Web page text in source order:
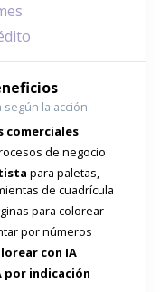
la acción.
comerciales
de negocio
para paletas,
de cuadrícula
para colorear
por números
con IA
por indicación